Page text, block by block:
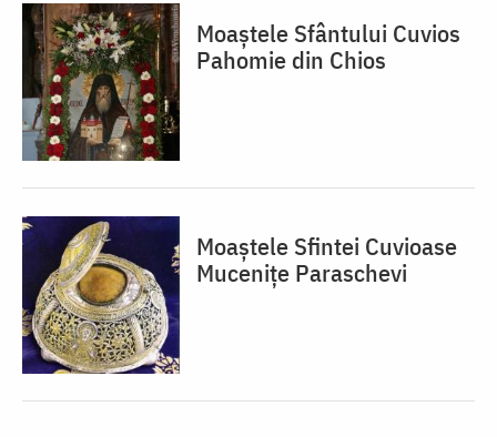
Moaștele Sfântului Cuvios
Pahomie din Chios
Moaștele Sfintei Cuvioase
Mucenițe Paraschevi